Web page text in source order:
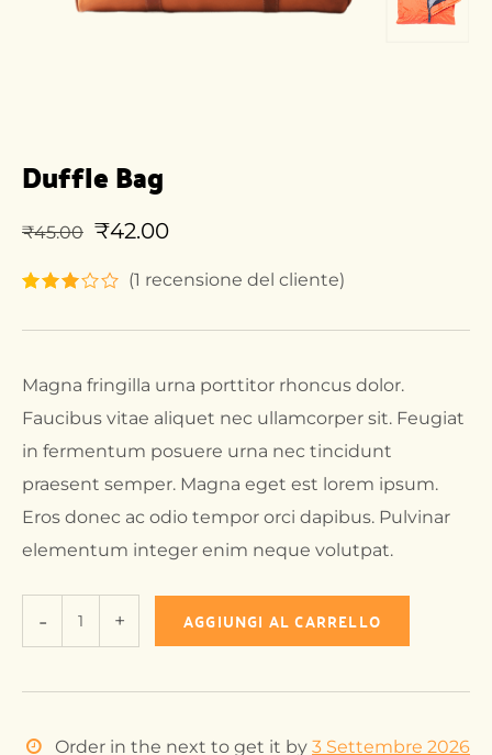
Duffle Bag
₹45.00 ₹42.00
(1 recensione del cliente)
Magna fringilla urna porttitor rhoncus dolor.
Faucibus vitae aliquet nec ullamcorper sit. Feugiat
in fermentum posuere urna nec tincidunt
praesent semper. Magna eget est lorem ipsum.
Eros donec ac odio tempor orci dapibus. Pulvinar
elementum integer enim neque volutpat.
AGGIUNGI AL CARRELLO
Order in the next to get it by 3 Settembre 2026